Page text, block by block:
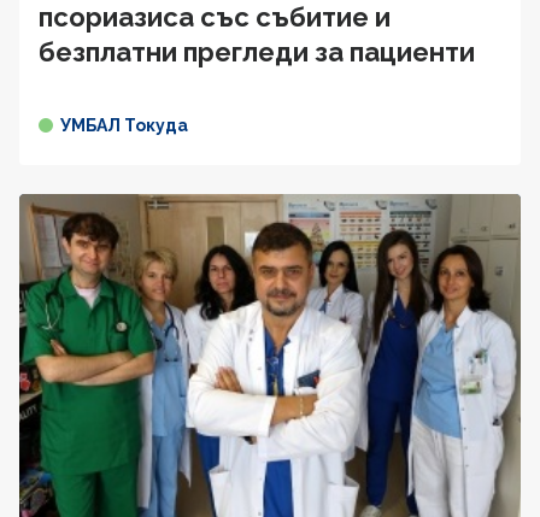
псориазиса със събитие и
безплатни прегледи за пациенти
УМБАЛ Токуда